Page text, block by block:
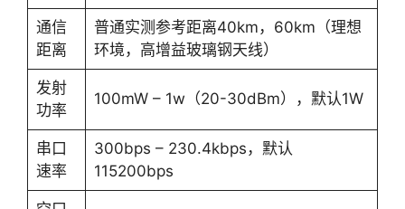
通信
距离
普通实测参考距离40km，60km（理想
环境，高增益玻璃钢天线）
发射
功率
100mW – 1w（20-30dBm），默认1W
串口
速率
300bps – 230.4kbps，默认
115200bps